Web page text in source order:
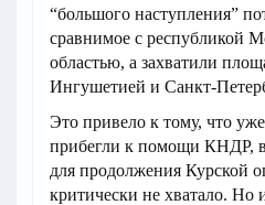
“большого наступления”
сравнимое с республикой
областью, а захватили
Ингушетией и Санкт-
Это привело к тому, что
прибегли к помощи КНДР,
для продолжения Курской
критически не хватало. Но